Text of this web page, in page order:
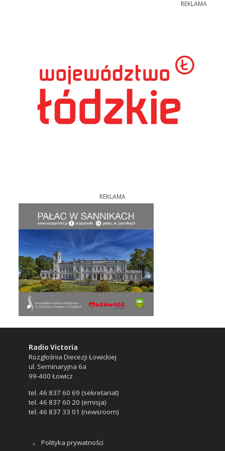
REKLAMA
REKLAMA
Radio Victoria
Rozgłośnia Diecezji Łowickiej
ul. Seminaryjna 6a
99-400 Łowicz
tel. 46 837 60 69 (sekretariat)
tel. 46 837 60 20 (emisja)
tel. 46 837 33 01 (newsroom)
Polityka prywatności